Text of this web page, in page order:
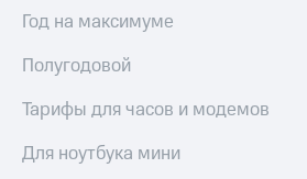
Планшеты
Акции
скидки
Все
товары
Год на максимуме
Полугодовой
Тарифы для часов и модемов
Для ноутбука мини